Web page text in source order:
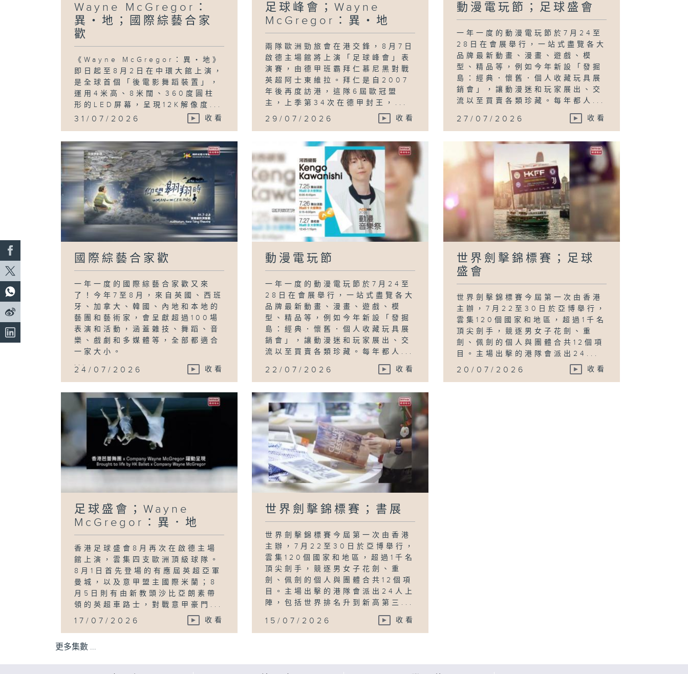
Wayne McGregor：
異・地；國際綜藝合家
歡
《Wayne McGregor：異・地》
即日起至8月2日在中環大館上演，
是全球首個「後電影舞蹈裝置」，
運用4米高、8米闊、360度圓柱
形的LED屏幕，呈現12K解像度...
31/07/2026 收看
足球峰會；Wayne
McGregor：異・地
兩隊歐洲勁旅會在港交鋒，8月7日
啟德主場館將上演「足球峰會」表
演賽，由德甲班霸拜仁慕尼黑對戰
英超阿士東維拉。拜仁是自2007
年後再度訪港，這隊6屆歐冠盟
主，上季第34次在德甲封王，...
29/07/2026 收看
動漫電玩節；足球盛會
一年一度的動漫電玩節於7月24至
28日在會展舉行，一站式盡覽各大
品牌最新動畫、漫畫、遊戲、模
型、精品等，例如今年新設「發掘
島：經典．懷舊．個人收藏玩具展
銷會」，讓動漫迷和玩家展出、交
流以至買賣各類珍藏。每年都人...
27/07/2026 收看
國際綜藝合家歡
一年一度的國際綜藝合家歡又來
了！今年7至8月，來自英國、西班
牙、加拿大、韓國、內地和本地的
藝團和藝術家，會呈獻超過100場
表演和活動，涵蓋雜技、舞蹈、音
樂、戲劇和多媒體等，全部都適合
一家大小。
...
24/07/2026 收看
動漫電玩節
一年一度的動漫電玩節於7月24至
28日在會展舉行，一站式盡覽各大
品牌最新動畫、漫畫、遊戲、模
型、精品等，例如今年新設「發掘
島：經典．懷舊．個人收藏玩具展
銷會」，讓動漫迷和玩家展出、交
流以至買賣各類珍藏。每年都人...
22/07/2026 收看
世界劍擊錦標賽；足球
盛會
世界劍擊錦標賽今屆第一次由香港
主辦，7月22至30日於亞博舉行，
雲集120個國家和地區，超過1千名
頂尖劍手，競逐男女子花劍、重
劍、佩劍的個人與團體合共12個項
目。主場出擊的港隊會派出24...
20/07/2026 收看
足球盛會；Wayne
McGregor：異．地
香港足球盛會8月再次在啟德主場
館上演，雲集四支歐洲頂級球隊。
8月1日首先登場的有應屆英超亞軍
曼城，以及意甲盟主國際米蘭；8
月5日則有由新教頭沙比亞朗素帶
領的英超車路士，對戰意甲豪門...
17/07/2026 收看
世界劍擊錦標賽；書展
世界劍擊錦標賽今屆第一次由香港
主辦，7月22至30日於亞博舉行，
雲集120個國家和地區，超過1千名
頂尖劍手，競逐男女子花劍、重
劍、佩劍的個人與團體合共12個項
目。主場出擊的港隊會派出24人上
陣，包括世界排名升到新高第三...
15/07/2026 收看
更多集數 ...